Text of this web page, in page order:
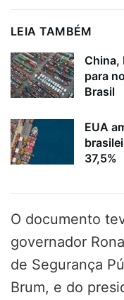
LEIA TAMBÉM
China,
para
Brasil
EUA
37,5%
O documento
governador
de Segurança
Brum, e do